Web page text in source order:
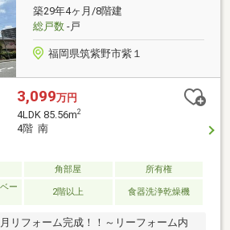
築29年4ヶ月/8階建
総戸数-戸
福岡県筑紫野市紫１
3,099万円
4LDK 85.56m2
4階 南
角部屋
所有権
ー
2階以上 食器洗浄乾燥機
リフォーム完成！！～リーフォーム内